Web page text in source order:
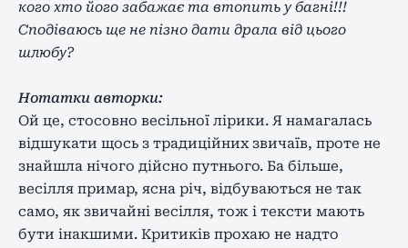
кого хто його забажає та втопить у багні!!!
Сподіваюсь ще не пізно дати драла від цього
шлюбу?
Нотатки авторки:
Ой це, стосовно весільної лірики. Я намагалась
відшукати щось з традиційних звичаїв, проте не
знайшла нічого дійсно путнього. Ба більше,
весілля примар, ясна річ, відбуваються не так
само, як звичайні весілля, тож і тексти мають
бути інакшими. Критиків прохаю не надто